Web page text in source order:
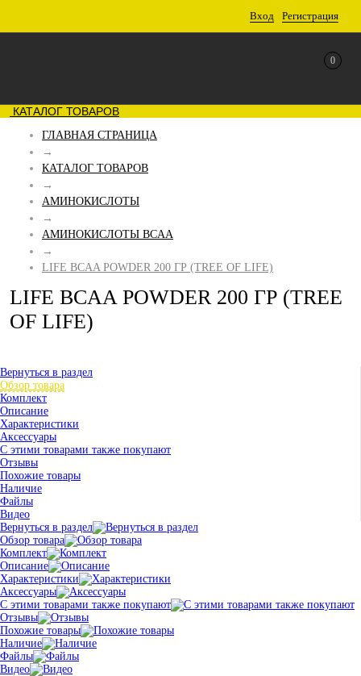
Вход Регистрация
0
КАТАЛОГ ТОВАРОВ
ГЛАВНАЯ СТРАНИЦА
→
КАТАЛОГ ТОВАРОВ
→
АМИНОКИСЛОТЫ
→
АМИНОКИСЛОТЫ BCAA
→
LIFE BCAA POWDER 200 ГР (TREE OF LIFE)
LIFE BCAA POWDER 200 ГР (TREE
OF LIFE)
Вернуться в раздел
Обзор товара
Комплект
Описание
Характеристики
Аксессуары
С этими товарами также покупают
Отзывы
Похожие товары
Наличие
Файлы
Видео
Вернуться в раздел
Обзор товара
Комплект
Описание
Характеристики
Аксессуары
С этими товарами также покупают
Отзывы
Похожие товары
Наличие
Файлы
Видео